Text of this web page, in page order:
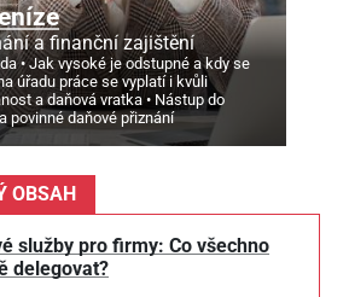
a finanční zajištění
Jak vysoké je odstupné a kdy se
úřadu práce se vyplatí i kvůli
a daňová vratka
Nástup do
povinné daňové přiznání
OBSAH
služby pro firmy: Co všechno
delegovat?